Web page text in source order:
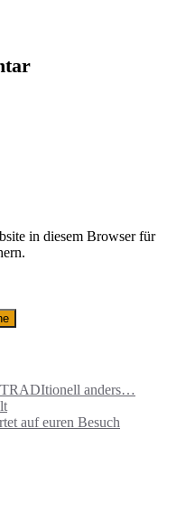
in diesem Browser für
TRADItionell anders…
auf euren Besuch